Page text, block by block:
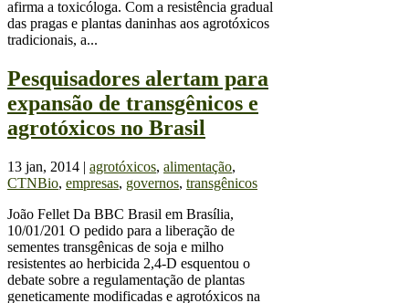
afirma a toxicóloga. Com a resistência gradual
das pragas e plantas daninhas aos agrotóxicos
tradicionais, a...
Pesquisadores alertam para
expansão de transgênicos e
agrotóxicos no Brasil
13 jan, 2014 | agrotóxicos, alimentação,
CTNBio, empresas, governos, transgênicos
João Fellet Da BBC Brasil em Brasília,
10/01/201 O pedido para a liberação de
sementes transgênicas de soja e milho
resistentes ao herbicida 2,4-D esquentou o
debate sobre a regulamentação de plantas
geneticamente modificadas e agrotóxicos na